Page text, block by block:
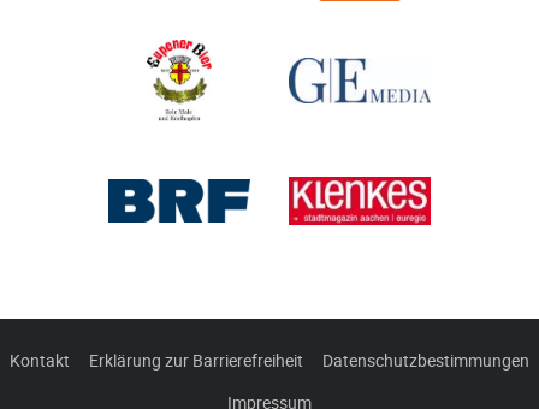
Kontakt Erklärung zur Barrierefreiheit
Datenschutzbestimmungen
Impressum